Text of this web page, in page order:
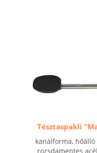
Tésztaspakli
kanálforma, hőálló
rozsdamentes